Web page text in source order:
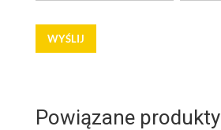
Powiązane produkty